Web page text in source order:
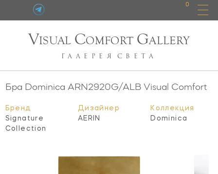
0
VISUAL COMFORT GALLERY
ГАЛЕРЕЯ СВЕТА
Бра Dominica ARN2920G/ALBVisual Comfort
Бренд
Signature
Collection
Дизайнер
AERIN
Коллекция
Dominica